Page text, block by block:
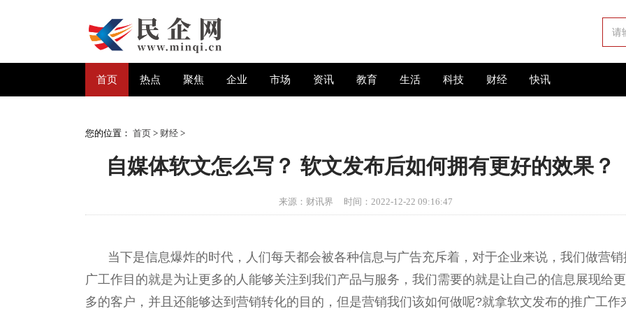
首页 热点 聚焦 企业 市场 资讯 教育 生活 科技 财经 快讯
您的位置： 首页 > 财经 >
自媒体软文怎么写？ 软文发布后如何拥有更好的效果？
来源：财讯界 时间：2022-12-22 09:16:47
当下是信息爆炸的时代，人们每天都会被各种信息与广告充斥着，对于企业来说，我们做营销
广工作目的就是为让更多的人能够关注到我们产品与服务，我们需要的就是让自己的信息展现给更
多的客户，并且还能够达到营销转化的目的，但是营销我们该如何做呢?就拿软文发布的推广工作